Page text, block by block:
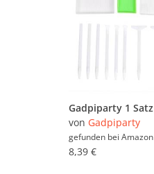
von Gadpiparty
gefunden bei Amazon
8,39 €